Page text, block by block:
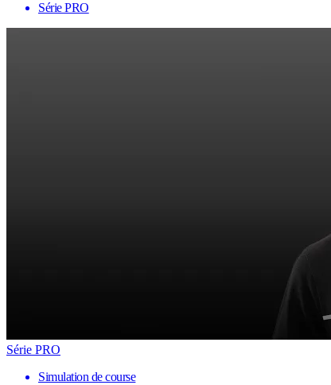
Série PRO
Série PRO
Simulation de course